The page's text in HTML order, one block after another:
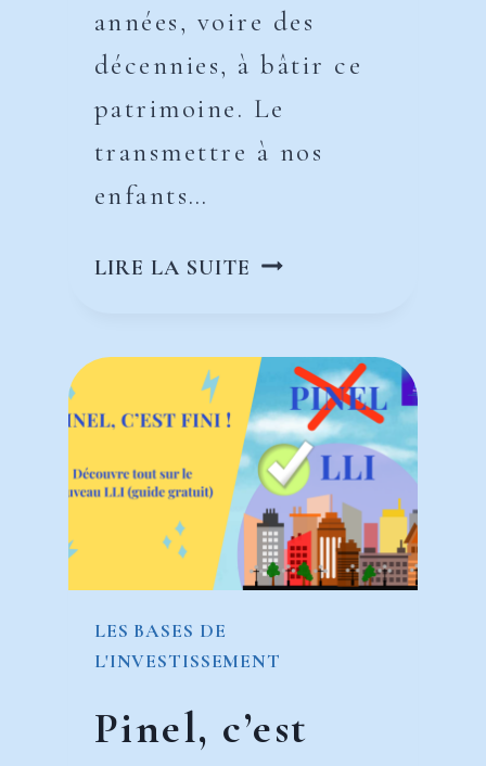
années, voire des
décennies, à bâtir ce
patrimoine. Le
transmettre à nos
enfants…
LIRE LA SUITE DONATION
D’USUFRUIT
:
TRANSMETTRE
SANS
SE
DÉPOSSÉDER
LES BASES DE
L'INVESTISSEMENT
Pinel, c’est